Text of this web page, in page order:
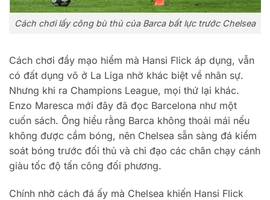
Cách chơi lấy công bù thủ của Barca bất lực trước Chelsea
Cách chơi đầy mạo hiểm mà Hansi Flick áp dụng, vẫn
có đất dụng võ ở La Liga nhờ khác biệt về nhân sự.
Nhưng khi ra Champions League, mọi thứ lại khác.
Enzo Maresca mới đây đã đọc Barcelona như một
cuốn sách. Ông hiểu rằng Barca không thoải mái nếu
không được cầm bóng, nên Chelsea sẵn sàng đá kiểm
soát bóng trước đối thủ và chỉ đạo các chân chạy cánh
giàu tốc độ tấn công đối phương.
Chính nhờ cách đá ấy mà Chelsea khiến Hansi Flick